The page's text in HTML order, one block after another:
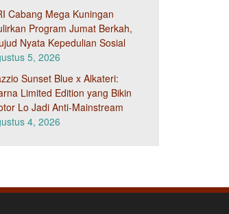
Cabang Mega Kuningan
Program Jumat Berkah,
Nyata Kepedulian Sosial
5, 2026
Sunset Blue x Alkateri:
Limited Edition yang Bikin
Lo Jadi Anti-Mainstream
4, 2026